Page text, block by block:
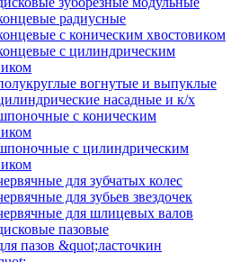
радиусные
с коническим хвостовиком
с цилиндрическим
вогнутые и выпуклые
насадные и к/х
с коническим
с цилиндрическим
для зубчатых колес
для зубьев звездочек
для шлицевых валов
пазовые
пазов &quot;ласточкин